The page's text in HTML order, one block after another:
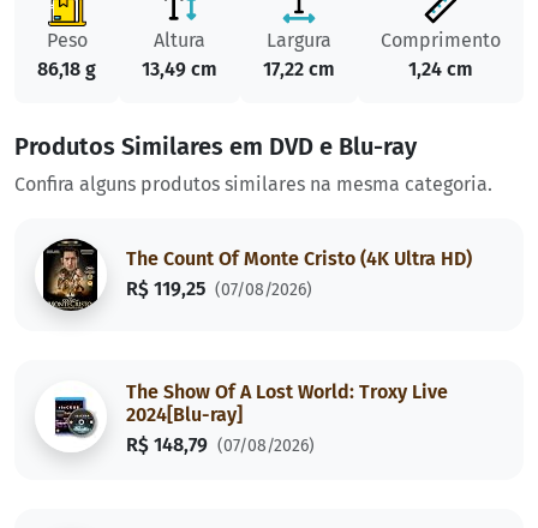
Peso
86,18 g
Altura
13,49 cm
Largura
17,22 cm
Comprimento
1,24 cm
Produtos Similares em DVD e Blu-ray
Confira alguns produtos similares na mesma categoria.
The Count Of Monte Cristo (4K Ultra HD)
R$ 119,25 (07/08/2026)
The Show Of A Lost World: Troxy Live
2024[Blu-ray]
R$ 148,79 (07/08/2026)